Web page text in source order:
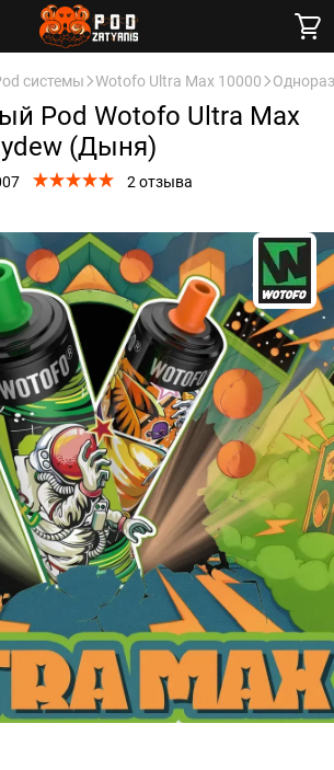
системы Wotofo Ultra Max 10000
Pod Wotofo Ultra Max
(Дыня)
2 отзыва